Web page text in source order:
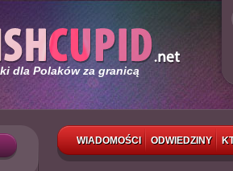
dla Polaków za granicą
WIADOMOŚCI ODWIEDZINY